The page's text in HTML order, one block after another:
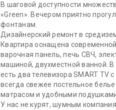
В шаговой доступности
«Green». Вечером приятно
фонтанам.
Дизайнерский ремонт в
Квартира оснащена
варочная панель, печь СВЧ,
машиной, двухместной ванной.
есть два телевизора SMART TV
всегда свежее постельное
матрасом и удобными
У нас не курят, шумным